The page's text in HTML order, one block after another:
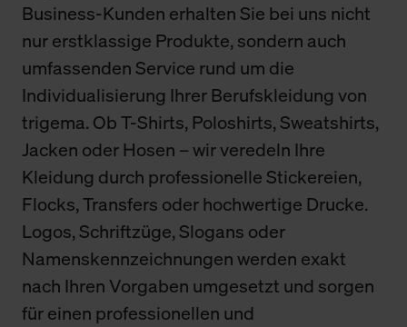
Business-Kunden erhalten Sie bei uns nicht
nur erstklassige Produkte, sondern auch
umfassenden Service rund um die
Individualisierung Ihrer Berufskleidung von
trigema. Ob T-Shirts, Poloshirts, Sweatshirts,
Jacken oder Hosen – wir veredeln Ihre
Kleidung durch professionelle Stickereien,
Flocks, Transfers oder hochwertige Drucke.
Logos, Schriftzüge, Slogans oder
Namenskennzeichnungen werden exakt
nach Ihren Vorgaben umgesetzt und sorgen
für einen professionellen und